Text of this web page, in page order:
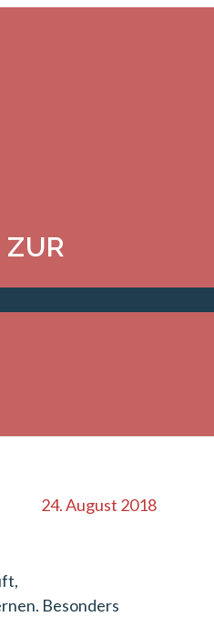
ZUR
24. August 2018
Besonders